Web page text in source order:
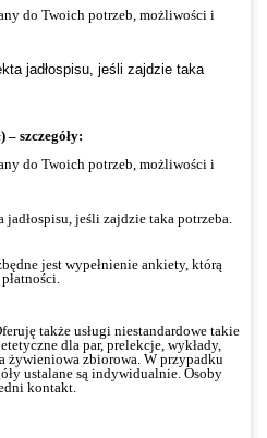
do Twoich potrzeb, możliwości i
jadłospisu, jeśli zajdzie taka
– szczegóły:
do Twoich potrzeb, możliwości i
jeśli zajdzie taka potrzeba.
jest wypełnienie ankiety, którą
także usługi niestandardowe takie
dla par, prelekcje, wykłady,
żywieniowa zbiorowa. W przypadku
ustalane są indywidualnie. Osoby
kontakt.